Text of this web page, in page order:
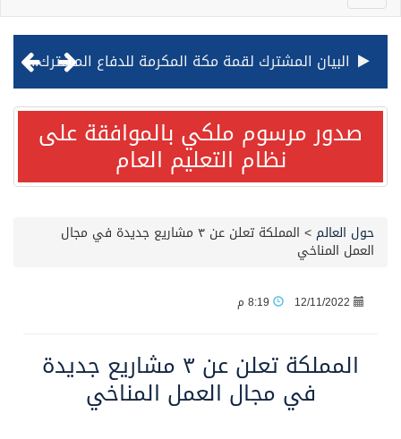
البيان المشترك لقمة مكة المكرمة للدفاع المشترك بين المملكة وتركيا وباكستان
قيادة القوات المشتركة للتحالف: نفذنا عملية رد عسكري متناسبة لأهداف عسكرية مشروعة تابعة للمليشيا الحوثية الإرهابية في محافظة الحديدة
صدور مرسوم ملكي بالموافقة على
نظام التعليم العام
حول العالم > المملكة تعلن عن ٣ مشاريع جديدة في مجال
العمل المناخي
12/11/2022
المملكة تعلن عن ٣ مشاريع جديدة
في مجال العمل المناخي